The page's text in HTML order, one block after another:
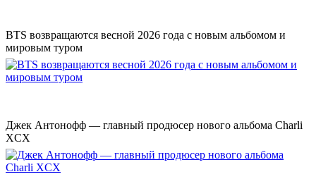
BTS возвращаются весной 2026 года с новым альбомом и
мировым туром
Джек Антонофф — главный продюсер нового альбома Charli
XCX